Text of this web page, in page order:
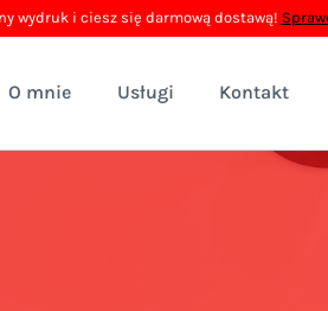
wydruk i ciesz się darmową dostawą!
O mnie Usługi Kontakt